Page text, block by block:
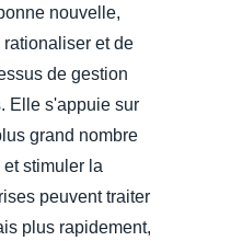
nouvelle,
et de
de gestion
Elle s'appuie sur
grand nombre
stimuler la
peuvent traiter
plus rapidement,